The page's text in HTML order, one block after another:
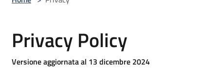
Privacy Policy
Versione aggiornata al 13 dicembre 2024